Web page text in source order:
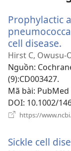
Prophylactic
cell disease.
Hirst C, Owusu-
Nguồn‎:
(9):CD003427.
Mã bài‎:
DOI‎: 10.1002/
https://
Sickle cell